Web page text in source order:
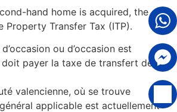
hand home is acquired, the
Property Transfer Tax (ITP).
ou d’occasion est
doit payer la taxe de transfert de
valencienne, où se trouve
applicable est actuellement